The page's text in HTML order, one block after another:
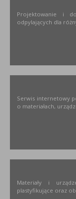
Projektowanie i
odpylających dla
Serwis internetowy
o materiałach,
Materiały i
plastyfikujące oraz